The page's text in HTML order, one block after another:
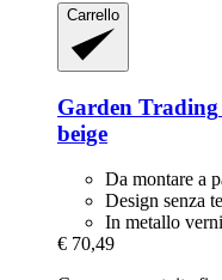
Carrello
Garden Trading
beige
Da montare a
Design senza
In metallo
€ 70,49